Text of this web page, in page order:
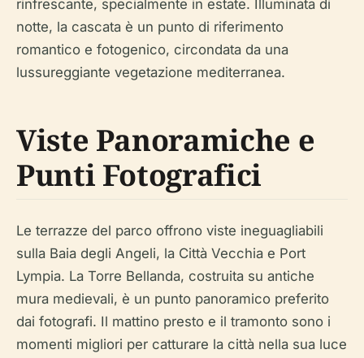
rinfrescante, specialmente in estate. Illuminata di
notte, la cascata è un punto di riferimento
romantico e fotogenico, circondata da una
lussureggiante vegetazione mediterranea.
Viste Panoramiche e
Punti Fotografici
Le terrazze del parco offrono viste ineguagliabili
sulla Baia degli Angeli, la Città Vecchia e Port
Lympia. La Torre Bellanda, costruita su antiche
mura medievali, è un punto panoramico preferito
dai fotografi. Il mattino presto e il tramonto sono i
momenti migliori per catturare la città nella sua luce